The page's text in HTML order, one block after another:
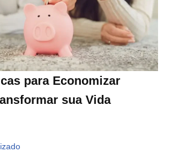
para Economizar
sua Vida